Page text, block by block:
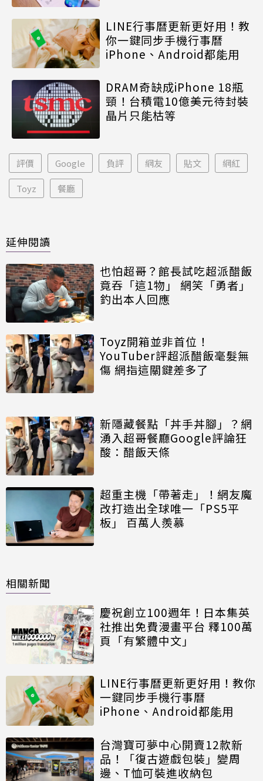
LINE行事曆更新更好用！教
你一鍵同步手機行事曆
iPhone、Android都能用
DRAM奇缺成iPhone 18瓶
頸！台積電10億美元待封裝
晶片只能枯等
評價 Google 負評 網友 貼文 網紅
Toyz 餐廳
延伸閱讀
也怕超哥？館長試吃超派醋飯
竟吞「這1物」 網笑「勇者」
釣出本人回應
Toyz開箱並非首位！
YouTuber評超派醋飯毫髮無
傷 網指這關鍵差多了
新隱藏餐點「丼手丼腳」？網
湧入超哥餐廳Google評論狂
酸：醋飯天條
超重主機「帶著走」！網友魔
改打造出全球唯一「PS5平
板」 百萬人羨慕
相關新聞
慶祝創立100週年！日本集英
社推出免費漫畫平台 釋100萬
頁「有繁體中文」
LINE行事曆更新更好用！教你
一鍵同步手機行事曆
iPhone、Android都能用
台灣寶可夢中心開賣12款新
品！「復古遊戲包裝」變周
邊、T恤可裝進收納包